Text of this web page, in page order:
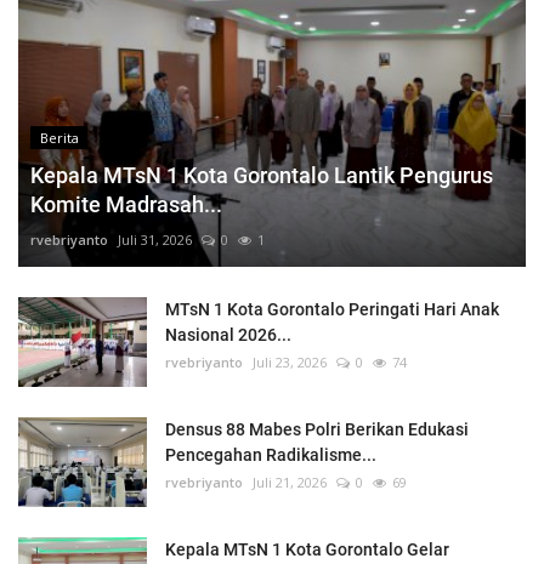
Berita
Kepala MTsN 1 Kota Gorontalo Lantik Pengurus
Komite Madrasah...
rvebriyanto Juli 31, 2026 0 1
MTsN 1 Kota Gorontalo Peringati Hari Anak
Nasional 2026...
rvebriyanto Juli 23, 2026 0 74
Densus 88 Mabes Polri Berikan Edukasi
Pencegahan Radikalisme...
rvebriyanto Juli 21, 2026 0 69
Kepala MTsN 1 Kota Gorontalo Gelar